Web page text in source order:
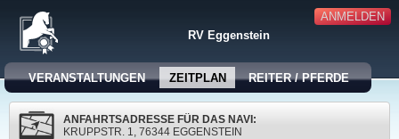
ANMELDEN
RV Eggenstein
VERANSTALTUNGEN ZEITPLAN REITER / PFERDE
ANFAHRTSADRESSE FÜR DAS NAVI:
KRUPPSTR. 1, 76344 EGGENSTEIN